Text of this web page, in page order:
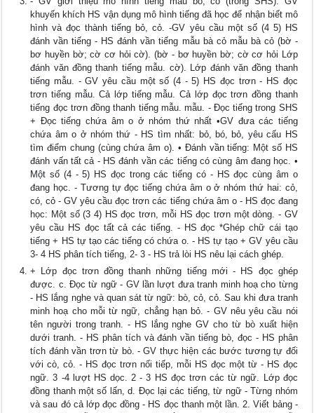
khuyến khích HS vận dụng mô hình tiếng đã học để nhận biết mô
hình và đọc thành tiếng bỏ, cỏ. -GV yêu cầu một số (4 5) HS
đánh vần tiếng - HS đánh vần tiếng mẫu bà cỏ mẫu bà cỏ (bờ -
bơ huyền bờ; cờ cơ hỏi cờ). (bờ - bơ huyền bờ; cờ cơ hỏi Lớp
đánh văn đồng thanh tiếng mẫu. cờ). Lớp đánh văn đồng thanh
tiếng mẫu. - GV yêu cầu một số (4 - 5) HS đọc trơn - HS đọc
trơn tiếng mẫu. Cả lớp tiếng mẫu. Cả lớp đọc trơn đồng thanh
tiếng đọc trơn đồng thanh tiếng mẫu. mẫu. - Đọc tiếng trong SHS
+ Đọc tiếng chứa âm o ở nhóm thứ nhất •GV đưa các tiếng
chứa âm o ở nhóm thứ - HS tìm nhất: bỏ, bó, bỏ, yêu cấu HS
tìm điểm chung (cùng chứa âm o). • Đánh vần tiếng: Một số HS
đánh vấn tất cả - HS đánh vần các tiếng có cùng âm đang học. •
Một số (4 - 5) HS đọc trong các tiếng có - HS đọc cùng âm o
đang học. - Tương tự đọc tiếng chứa âm o ở nhóm thứ hai: cỏ,
có, cỏ - GV yêu cầu đọc trơn các tiếng chứa âm o - HS đọc đang
học: Một số (3 4) HS đọc trơn, mỗi HS đọc trơn một dòng. - GV
yêu cầu HS đọc tất cả các tiếng. - HS đọc *Ghép chữ cái tạo
tiếng + HS tự tạo các tiếng có chứa o. - HS tự tạo + GV yêu cầu
3- 4 HS phân tích tiếng, 2- 3 - HS trả lòi HS nêu lại cách ghép.
+ Lớp đọc trơn đồng thanh những tiếng mới - HS đọc ghép
được. c. Đọc từ ngữ - GV lần lượt đưa tranh minh hoạ cho từng
- HS lắng nghe và quan sát từ ngữ: bò, cỏ, cỏ. Sau khi đưa tranh
minh hoạ cho mỗi từ ngữ, chẳng hạn bỏ. - GV nêu yêu cầu nói
tên người trong tranh. - HS lắng nghe GV cho từ bò xuất hiện
dưới tranh. - HS phân tích và đánh vần tiếng bò, đọc - HS phân
tích đánh vần trơn từ bò. - GV thực hiện các bước tương tự đối
với cò, cỏ. - HS đọc trơn nối tiếp, mỗi HS đọc một từ - HS đọc
ngữ. 3 -4 lượt HS dọc. 2 - 3 HS đọc trơn các từ ngữ. Lớp đọc
đồng thanh một số lấn, d. Đọc lại các tiếng, từ ngữ - Từng nhóm
và sau đó cả lớp đọc đồng - HS đọc thanh một lần. 2. Viết bảng -